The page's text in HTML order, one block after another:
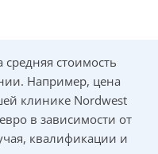
заболевания можно
как правило,
стоимость
Например, цена
клинике Nordwest
в зависимости от
квалификации и